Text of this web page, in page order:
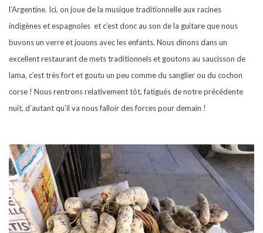
l’Argentine. Ici, on joue de la musique traditionnelle aux racines
indigènes et espagnoles et c’est donc au son de la guitare que nous
buvons un verre et jouons avec les enfants. Nous dinons dans un
excellent restaurant de mets traditionnels et goutons au saucisson de
lama, c’est très fort et goutu un peu comme du sanglier ou du cochon
corse ! Nous rentrons relativement tôt, fatigués de notre précédente
nuit, d’autant qu’il va nous falloir des forces pour demain !